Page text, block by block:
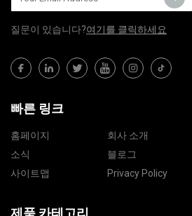
질문이 있습니다?여기를 클릭하세요
빠른 링크
홈페이지 회사 소개
소식
블로그
사이트맵
Privacy Policy